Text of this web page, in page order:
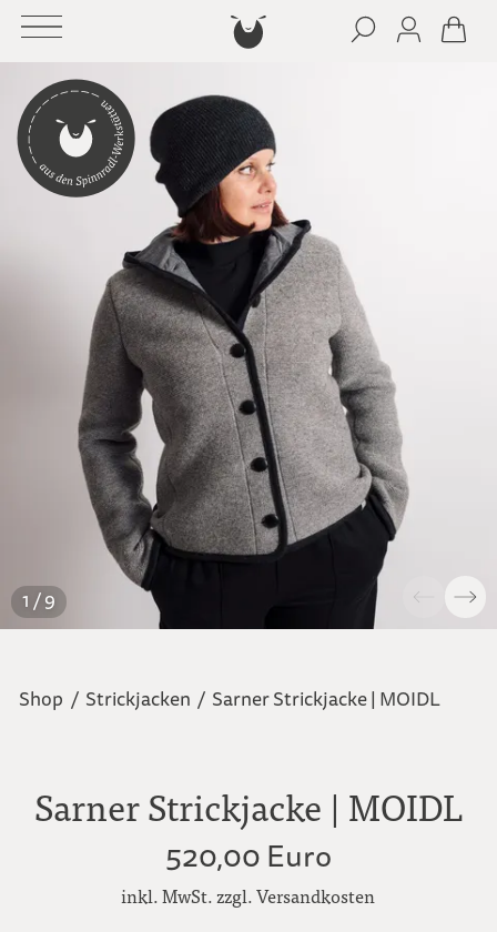
1 / 9
Shop / Strickjacken / Sarner Strickjacke | MOIDL
Sarner Strickjacke | MOIDL
520,00 Euro
inkl. MwSt. zzgl. Versandkosten